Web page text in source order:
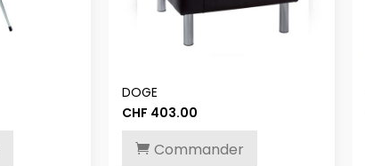
DOGE
CHF 403.00
Commander